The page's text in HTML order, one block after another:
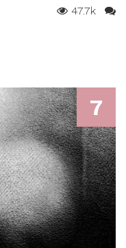
47.7k
7